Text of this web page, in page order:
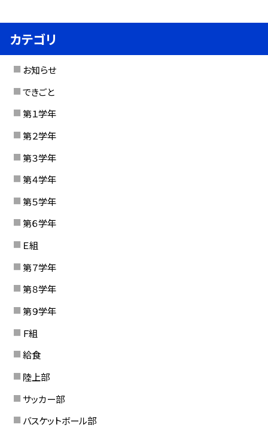
カテゴリ
お知らせ
できごと
第１学年
第２学年
第３学年
第４学年
第５学年
第６学年
Ｅ組
第７学年
第８学年
第９学年
Ｆ組
給食
陸上部
サッカー部
バスケットボール部